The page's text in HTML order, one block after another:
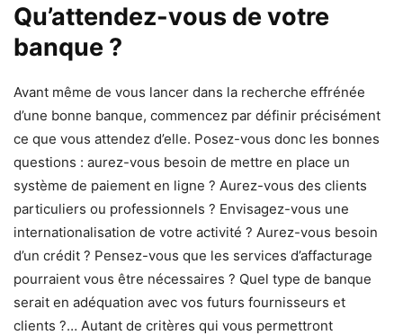
Qu’attendez-vous de votre
banque ?
Avant même de vous lancer dans la recherche effrénée
d’une bonne banque, commencez par définir précisément
ce que vous attendez d’elle. Posez-vous donc les bonnes
questions : aurez-vous besoin de mettre en place un
système de paiement en ligne ? Aurez-vous des clients
particuliers ou professionnels ? Envisagez-vous une
internationalisation de votre activité ? Aurez-vous besoin
d’un crédit ? Pensez-vous que les services d’affacturage
pourraient vous être nécessaires ? Quel type de banque
serait en adéquation avec vos futurs fournisseurs et
clients ?… Autant de critères qui vous permettront